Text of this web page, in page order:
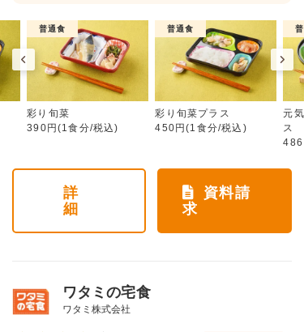
普通食
彩り旬菜
390円(1食分/税込)
普通食
彩り旬菜プラス
450円(1食分/税込)
元
ス
詳
細
資料請
求
ワタミの宅食
ワタミ株式会社